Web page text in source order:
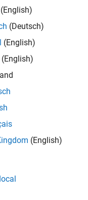
Effectuez une
and develop
Recevez
(English)
(Deutsch)
(English)
(English)
(English)